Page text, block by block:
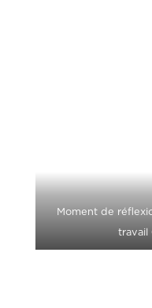
Moment de
travail